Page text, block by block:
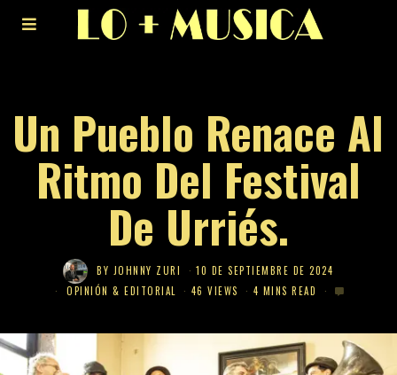
Un Pueblo Renace Al
Ritmo Del Festival
De Urriés.
BY JOHNNY ZURI
10 DE SEPTIEMBRE DE 2024
OPINIÓN & EDITORIAL
46 VIEWS 4 MINS READ